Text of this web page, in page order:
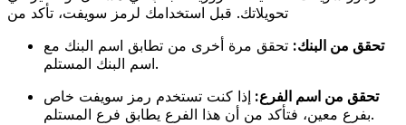
تحويلاتك. قبل استخدامك لرمز سويفت، تأكد من
تحقق من البنك: تحقق مرة أخرى من تطابق اسم البنك مع
اسم البنك المستلم.
تحقق من اسم الفرع: إذا كنت تستخدم رمز سويفت خاص
بفرع معين، فتأكد من أن هذا الفرع يطابق فرع المستلم.